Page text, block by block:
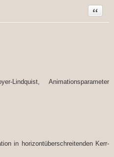
Zitat
Lindquist, Animationsparameter
in horizontüberschreitenden Kerr-